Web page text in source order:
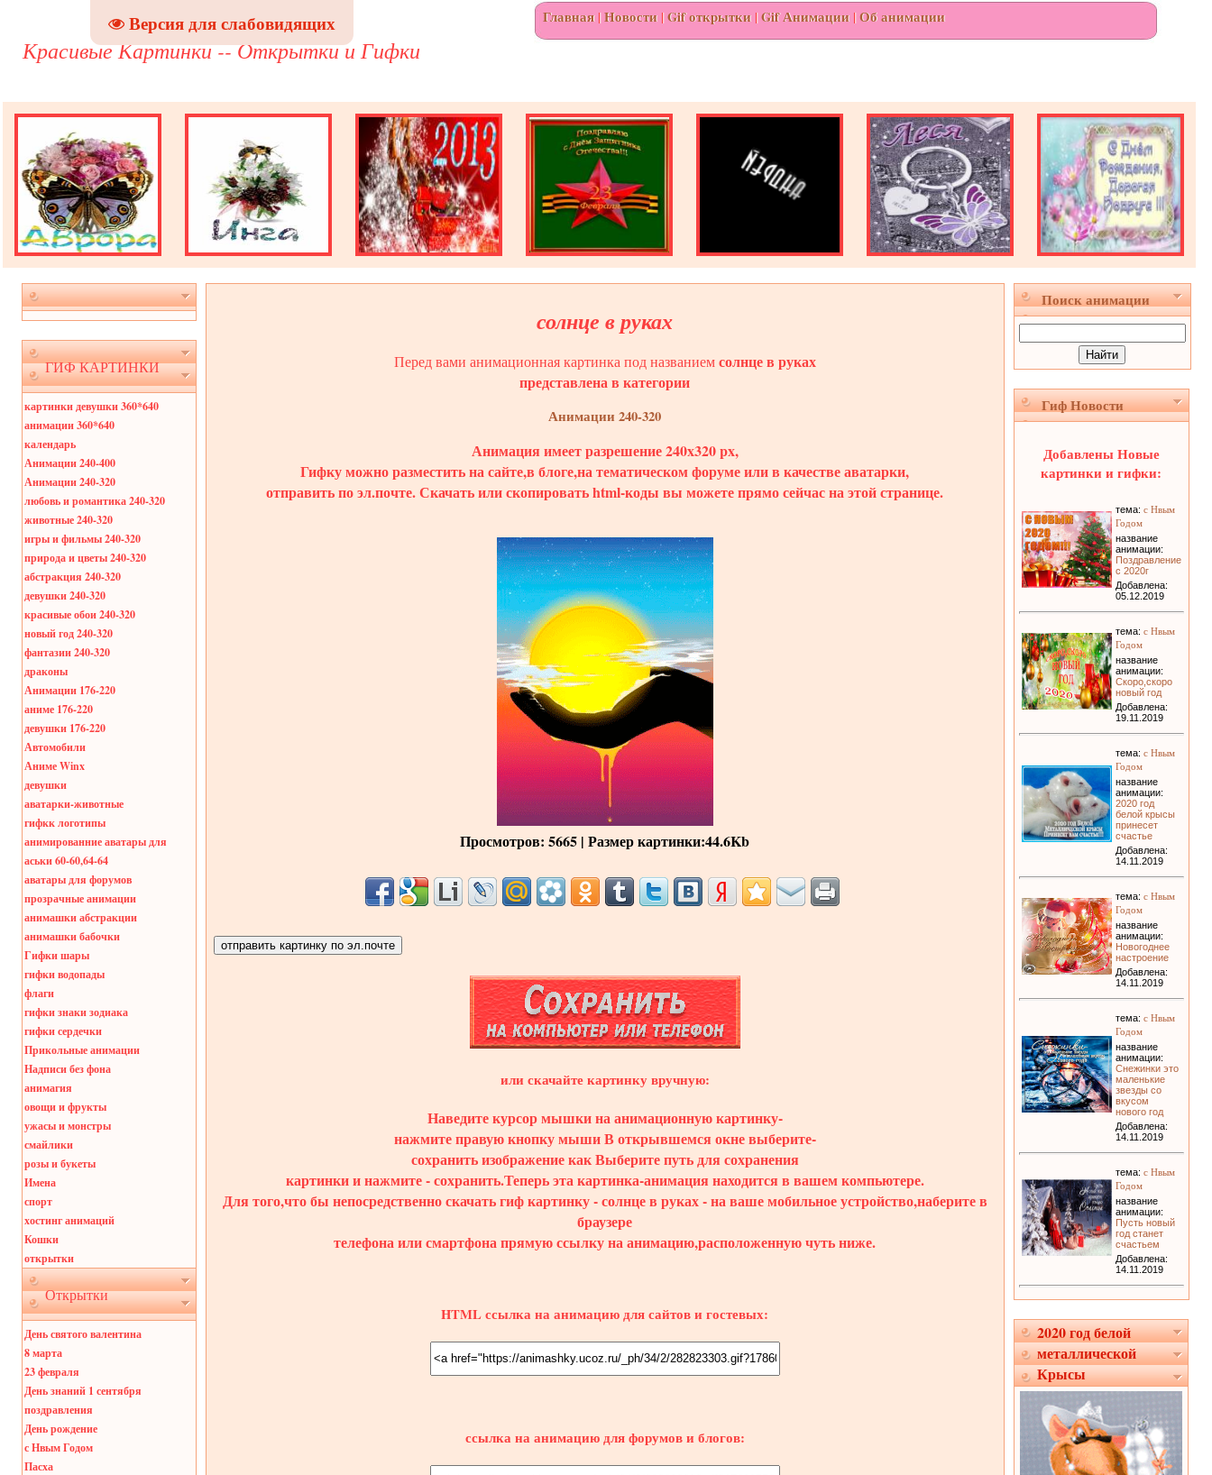
Версия для слабовидящих
Красивые Картинки -- Открытки и Гифки
Главная|Новости |Gif открытки |Gif Анимации |Об анимации
ГИФ КАРТИНКИ
картинки девушки 360*640
анимации 360*640
календарь
Анимации 240-400
Анимации 240-320
любовь и романтика 240-320
животные 240-320
игры и фильмы 240-320
природа и цветы 240-320
абстракция 240-320
девушки 240-320
красивые обои 240-320
новый год 240-320
фантазии 240-320
драконы
Анимации 176-220
аниме 176-220
девушки 176-220
Автомобили
Аниме Winx
девушки
аватарки-животные
гифкк логотипы
анимированние аватары для
аськи 60-60,64-64
аватары для форумов
прозрачные анимации
анимашки абстракции
анимашки бабочки
Гифки шары
гифки водопады
флаги
гифки знаки зодиака
гифки сердечки
Прикольные анимации
Надписи без фона
анимагия
овощи и фрукты
ужасы и монстры
смайлики
розы и букеты
Имена
спорт
хостинг анимаций
Кошки
открытки
Открытки
День святого валентина
8 марта
23 февраля
День знаний 1 сентября
поздравления
День рождение
с Нвым Годом
Пасха
солнце в руках
Перед вами анимационная картинка под названиемсолнце в руках
представлена в категории
Анимации 240-320
Анимация имеет разрешение 240x320 px,
Гифку можно разместить на сайте,в блоге,на тематическом форуме или в качестве аватарки,
отправить по эл.почте.Скачатьили скопировать html-коды вы можете прямо сейчас на этой странице.
Просмотров: 5665 | Размер картинки:44.6Kb
или скачайте картинку вручную:
Наведите курсор мышки на анимационную картинку-
нажмите правую кнопку мыши В открывшемся окне выберите-
сохранить изображение как Выберите путь для сохранения
картинки и нажмите - сохранить.Теперь эта картинка-анимация находится в вашем компьютере.
Для того,что бы непосредственно скачать гиф картинку - солнце в руках - на ваше мобильное устройство,наберите в
браузере
телефона или смартфона прямую ссылку на анимацию,расположенную чуть ниже.
HTML ссылка на анимацию для сайтов и гостевых:
ссылка на анимацию для форумов и блогов:
Поиск анимации
Гиф Новости
Добавлены Новые
картинки и гифки:
тема: с Нвым
Годом
название
анимации:
Поздравление
с 2020г
Добавлена:
05.12.2019
тема: с Нвым
Годом
название
анимации:
Скоро,скоро
новый год
Добавлена:
19.11.2019
тема: с Нвым
Годом
название
анимации:
2020 год
белой крысы
принесет
счастье
Добавлена:
14.11.2019
тема: с Нвым
Годом
название
анимации:
Новогоднее
настроение
Добавлена:
14.11.2019
тема: с Нвым
Годом
название
анимации:
Снежинки это
маленькие
звезды со
вкусом
нового год
Добавлена:
14.11.2019
тема: с Нвым
Годом
название
анимации:
Пусть новый
год станет
счастьем
Добавлена:
14.11.2019
2020 год белой
металлической
Крысы